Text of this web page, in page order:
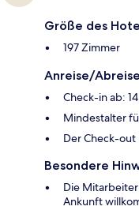
Größe des
197 Zimmer
Anreise/Abreise
Check-in ab:
Mindestalter
Der Check-out
Besondere
Die
Ankunft